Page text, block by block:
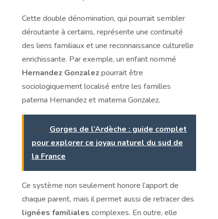
Cette double dénomination, qui pourrait sembler
déroutante à certains, représente une continuité
des liens familiaux et une reconnaissance culturelle
enrichissante. Par exemple, un enfant nommé
Hernandez Gonzalezpourrait être
sociologiquement localisé entre les familles
paterna Hernandez et materna Gonzalez.
Lire Gorges de l’Ardèche : guide complet
pour explorer ce joyau naturel du sud de
la France
Ce système non seulement honore l’apport de
chaque parent, mais il permet aussi de retracer des
lignées familiales complexes. En outre, elle